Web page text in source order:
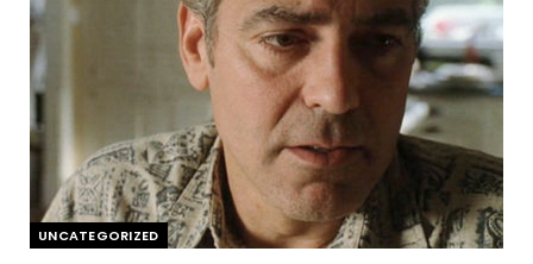
UNCATEGORIZED